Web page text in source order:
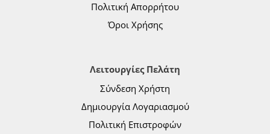
Πολιτική Απορρήτου
Όροι Χρήσης
Λειτουργίες Πελάτη
Σύνδεση Χρήστη
Δημιουργία Λογαριασμού
Πολιτική Επιστροφών